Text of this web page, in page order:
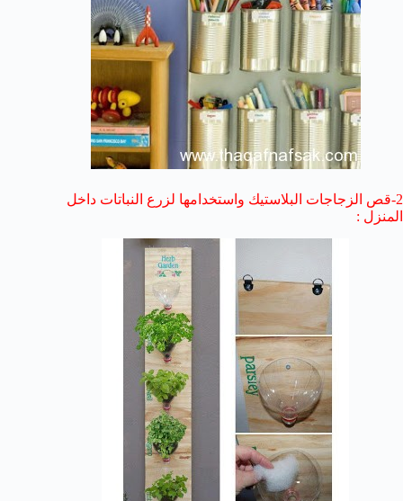
2-قص الزجاجات البلاستيك واستخدامها لزرع النباتات داخل
المنزل :